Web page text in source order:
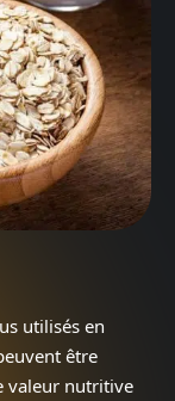
utilisés en
être
valeur nutritive